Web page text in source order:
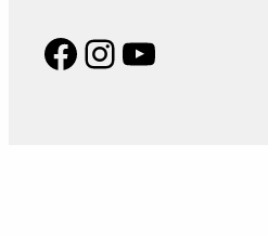
Facebook
Instagram
YouTube